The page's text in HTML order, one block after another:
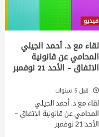
فيديو
لقاء مع د. أحمد الجيلي
المحامي عن قانونية
الاتفاق – الأحد 21 نوفمبر
قبل 5 سنوات
لقاء مع د. أحمد الجيلي
المحامي عن قانونية الاتفاق –
الأحد 21 نوفمبر